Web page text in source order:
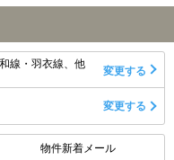
線・羽衣線、他
変更する
変更する
物件新着メール